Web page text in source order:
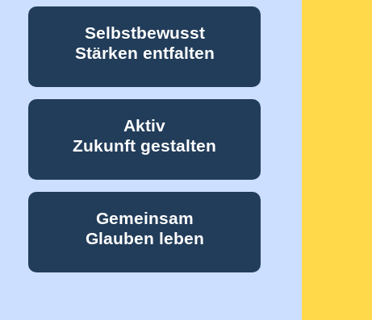
sind herzlich willkommen!
Selbstbewusst
Stärken entfalten
Aktiv
Zukunft gestalten
Gemeinsam
Glauben leben